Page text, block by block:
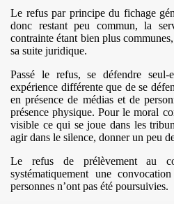
Le refus par principe du fichage
donc restant peu commun, la
contrainte étant bien plus
sa suite juridique.
Passé le refus, se défendre
expérience différente que de se
en présence de médias et de
présence physique. Pour le moral
visible ce qui se joue dans les
agir dans le silence, donner un peu
Le refus de prélèvement au
systématiquement une
personnes n’ont pas été poursuivies.
ETRANGERS ET DU
2011
HUMAINS 2012